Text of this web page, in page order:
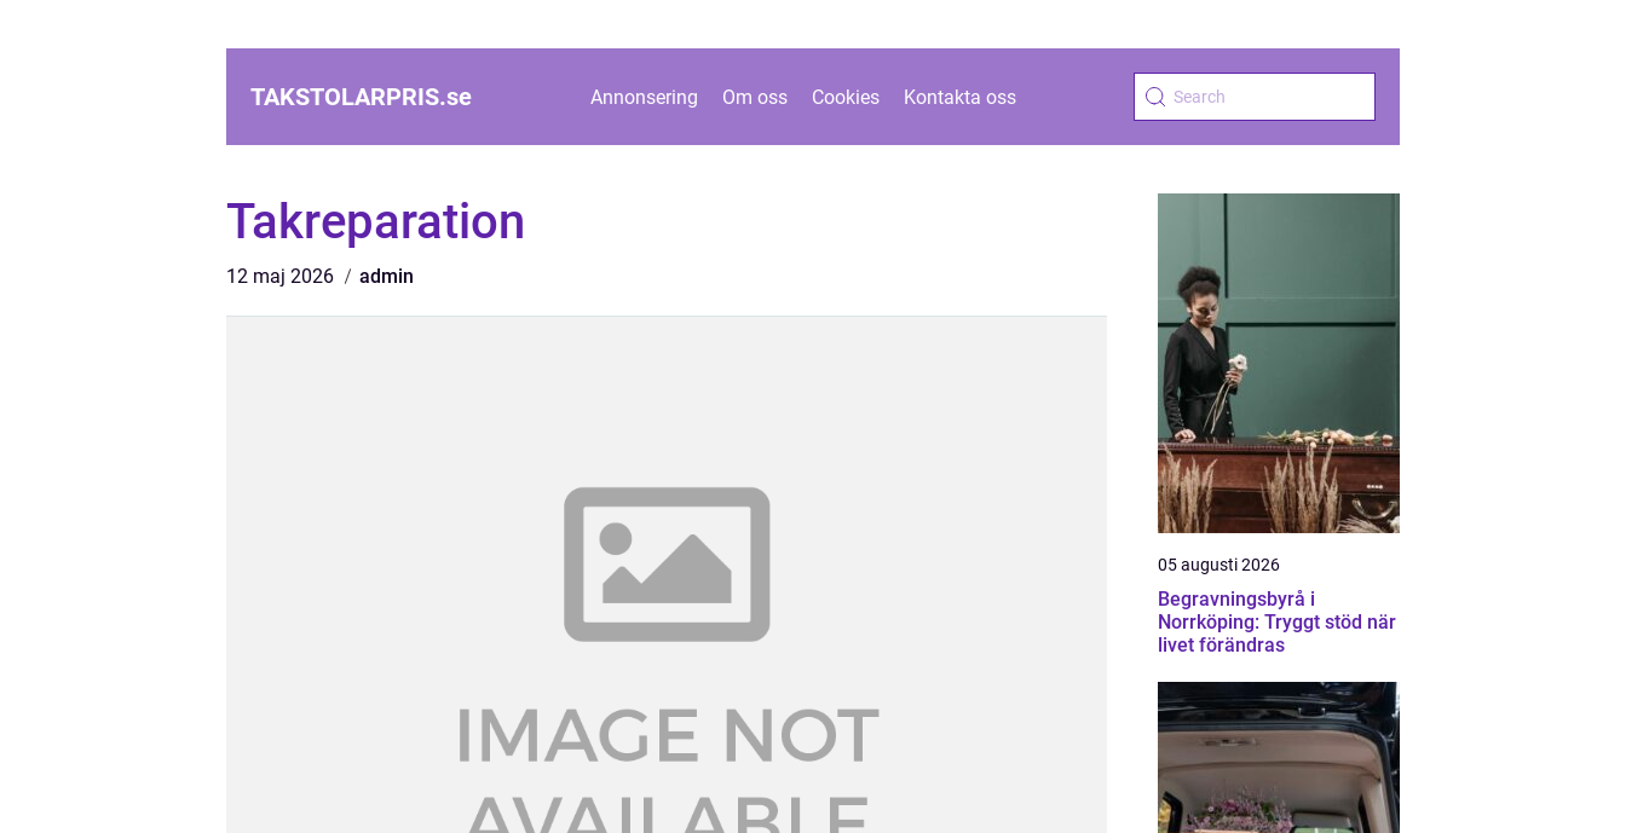
TAKSTOLARPRIS.se Annonsering Om oss Cookies Kontakta oss
Takreparation
12 maj 2026 admin
05 augusti 2026
Begravningsbyrå i
Norrköping: Tryggt stöd när
livet förändras